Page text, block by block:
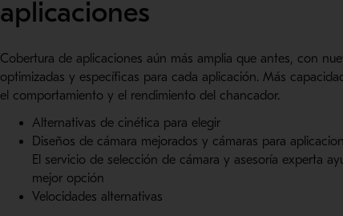
aplicaciones
Cobertura de aplicaciones aún más amplia que antes, con
optimizadas y específicas para cada aplicación. Más
el comportamiento y el rendimiento del chancador.
Alternativas de cinética para elegir
Diseños de cámara mejorados y cámaras para
El servicio de selección de cámara y asesoría experta
mejor opción
Velocidades alternativas